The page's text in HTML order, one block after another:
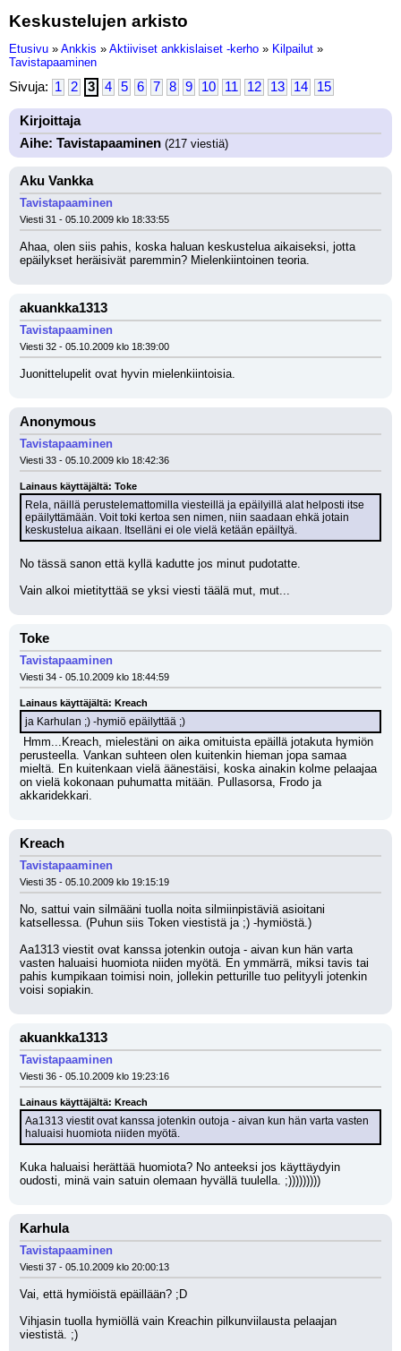
Keskustelujen arkisto
Etusivu » Ankkis » Aktiiviset ankkislaiset -kerho » Kilpailut »
Tavistapaaminen
Sivuja: 1 2 3 4 5 6 7 8 9 10 11 12 13 14 15
Kirjoittaja
Aihe: Tavistapaaminen (217 viestiä)
Aku Vankka
Tavistapaaminen
Viesti 31 - 05.10.2009 klo 18:33:55
Ahaa, olen siis pahis, koska haluan keskustelua aikaiseksi, jotta
epäilykset heräisivät paremmin? Mielenkiintoinen teoria.
akuankka1313
Tavistapaaminen
Viesti 32 - 05.10.2009 klo 18:39:00
Juonittelupelit ovat hyvin mielenkiintoisia.
Anonymous
Tavistapaaminen
Viesti 33 - 05.10.2009 klo 18:42:36
Lainaus käyttäjältä: Toke
Rela, näillä perustelemattomilla viesteillä ja epäilyillä alat helposti itse
epäilyttämään. Voit toki kertoa sen nimen, niin saadaan ehkä jotain
keskustelua aikaan. Itselläni ei ole vielä ketään epäiltyä.
No tässä sanon että kyllä kadutte jos minut pudotatte.
Vain alkoi mietityttää se yksi viesti täälä mut, mut...
Toke
Tavistapaaminen
Viesti 34 - 05.10.2009 klo 18:44:59
Lainaus käyttäjältä: Kreach
ja Karhulan ;) -hymiö epäilyttää ;)
perusteella. Vankan suhteen olen kuitenkin hieman jopa samaa
mieltä. En kuitenkaan vielä äänestäisi, koska ainakin kolme pelaajaa
on vielä kokonaan puhumatta mitään. Pullasorsa, Frodo ja
akkaridekkari.
Kreach
Tavistapaaminen
Viesti 35 - 05.10.2009 klo 19:15:19
No, sattui vain silmääni tuolla noita silmiinpistäviä asioitani
katsellessa. (Puhun siis Token viestistä ja ;) -hymiöstä.)
Aa1313 viestit ovat kanssa jotenkin outoja - aivan kun hän varta
vasten haluaisi huomiota niiden myötä. En ymmärrä, miksi tavis tai
pahis kumpikaan toimisi noin, jollekin petturille tuo pelityyli jotenkin
voisi sopiakin.
akuankka1313
Tavistapaaminen
Viesti 36 - 05.10.2009 klo 19:23:16
Lainaus käyttäjältä: Kreach
Aa1313 viestit ovat kanssa jotenkin outoja - aivan kun hän varta vasten
haluaisi huomiota niiden myötä.
Kuka haluaisi herättää huomiota? No anteeksi jos käyttäydyin
oudosti, minä vain satuin olemaan hyvällä tuulella. ;)))))))))
Karhula
Tavistapaaminen
Viesti 37 - 05.10.2009 klo 20:00:13
Vai, että hymiöistä epäillään? ;D
Vihjasin tuolla hymiöllä vain Kreachin pilkunviilausta pelaajan
viestistä. ;)